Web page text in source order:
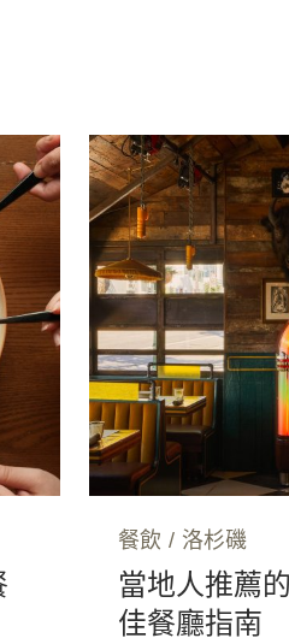
餐飲 / 洛杉磯
當地人推薦
佳餐廳指南